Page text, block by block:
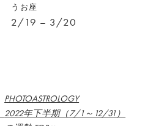
うお座
2/19 – 3/20
PHOTOASTROLOGY
2022年下半期（7/1～12/31）